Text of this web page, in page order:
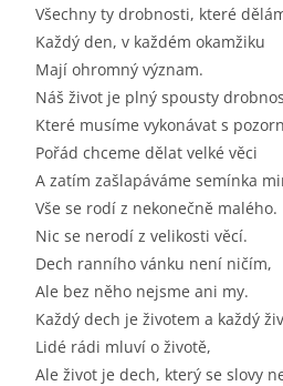
Všechny ty drobnosti, které
Každý den, v každém okamžiku
Mají ohromný význam.
Náš život je plný spousty
Které musíme vykonávat s
Pořád chceme dělat velké věci
A zatím zašlapáváme semínka
Vše se rodí z nekonečně malého.
Nic se nerodí z velikosti věcí.
Dech ranního vánku není ničím,
Ale bez něho nejsme ani my.
Každý dech je životem a každý
Lidé rádi mluví o životě,
Ale život je dech, který se slovy